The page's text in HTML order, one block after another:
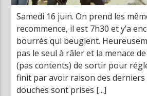
Samedi 16 juin. On prend les
recommence, il est 7h30 et y’a
bourrés qui beuglent.
pas le seul à râler et la menace
(pas contents) de sortir pour
finit par avoir raison des derniers
douches sont prises [...]